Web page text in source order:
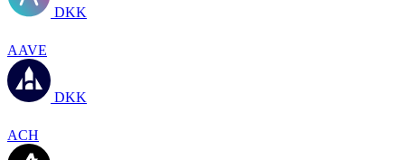
DKK
AAVE
DKK
ACH